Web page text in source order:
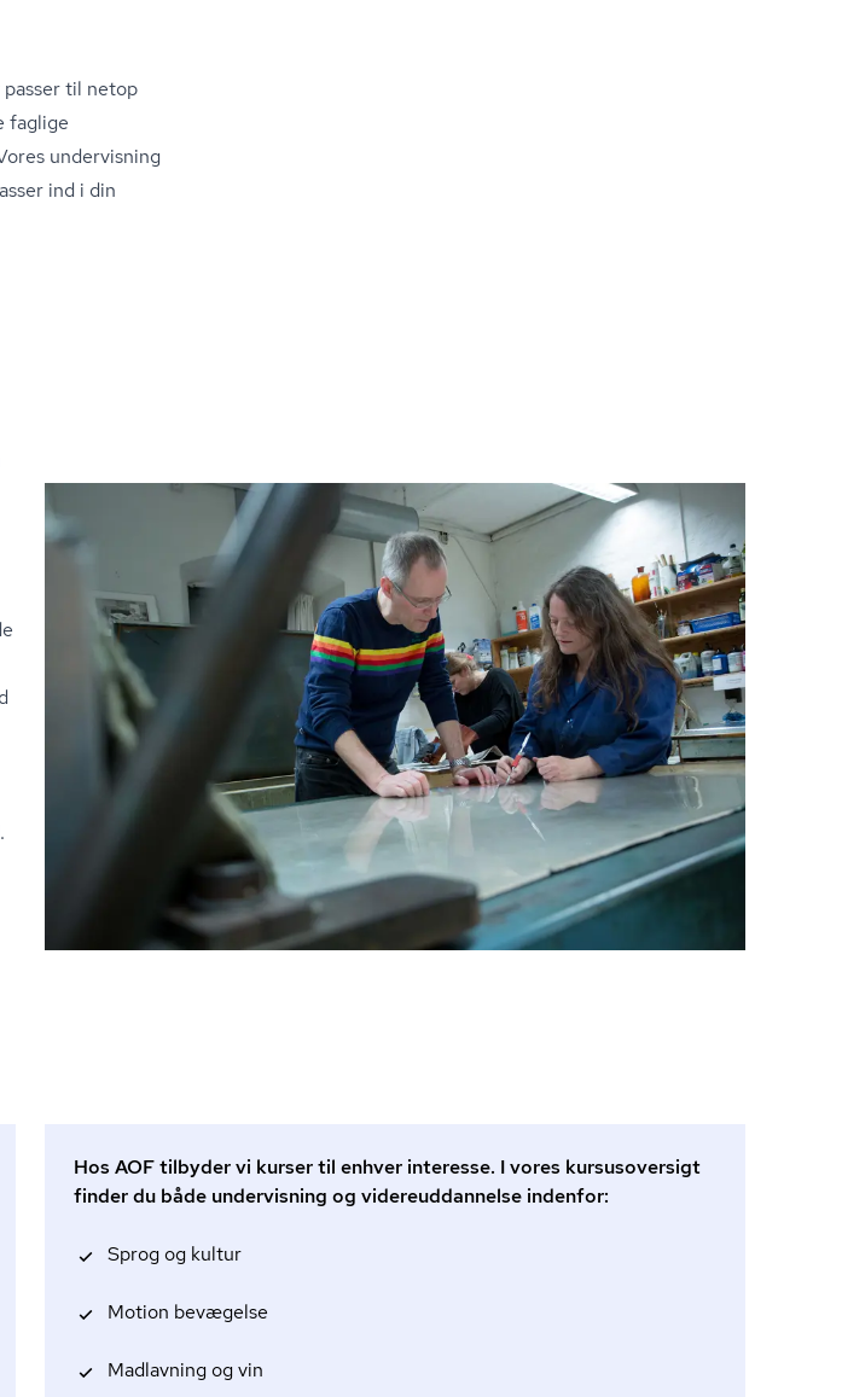
til netop
faglige
undervisning
ind i din
Hos AOF tilbyder vi kurser til enhver interesse. I vores kursusoversigt
finder du både undervisning og videreuddannelse indenfor:
Sprog og kultur
Motion bevægelse
Madlavning og vin